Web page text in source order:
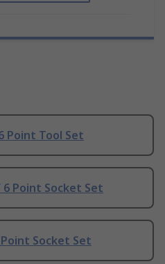
Point Tool Set
6 Point Socket Set
Socket Set